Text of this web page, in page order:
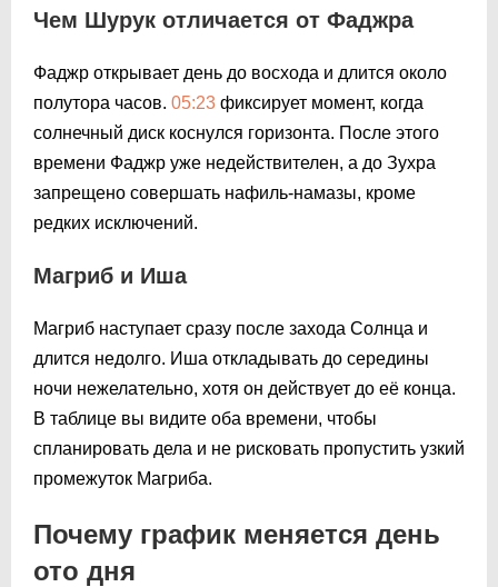
Чем Шурук отличается от Фаджра
Фаджр открывает день до восхода и длится около
полутора часов. 05:23 фиксирует момент, когда
солнечный диск коснулся горизонта. После этого
времени Фаджр уже недействителен, а до Зухра
запрещено совершать нафиль-намазы, кроме
редких исключений.
Магриб и Иша
Магриб наступает сразу после захода Солнца и
длится недолго. Иша откладывать до середины
ночи нежелательно, хотя он действует до её конца.
В таблице вы видите оба времени, чтобы
спланировать дела и не рисковать пропустить узкий
промежуток Магриба.
Почему график меняется день
ото дня